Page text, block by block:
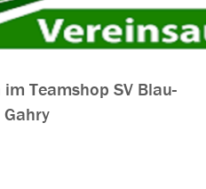
Teamshop SV Blau-
Gahry